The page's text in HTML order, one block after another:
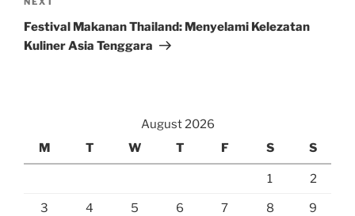
Next
Post
Festival Makanan Thailand: Menyelami Kelezatan
Kuliner Asia Tenggara
August 2026
M
T W T F S S
1 2
3 4 5 6 7 8 9